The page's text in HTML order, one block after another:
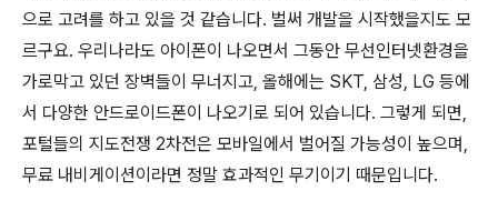
으로 고려를 하고 있을 것 같습니다. 벌써 개발을 시작했을지도 모
르구요. 우리나라도 아이폰이 나오면서 그동안 무선인터넷환경을
가로막고 있던 장벽들이 무너지고, 올해에는 SKT, 삼성, LG 등에
서 다양한 안드로이드폰이 나오기로 되어 있습니다. 그렇게 되면,
포털들의 지도전쟁 2차전은 모바일에서 벌어질 가능성이 높으며,
무료 내비게이션이라면 정말 효과적인 무기이기 때문입니다.